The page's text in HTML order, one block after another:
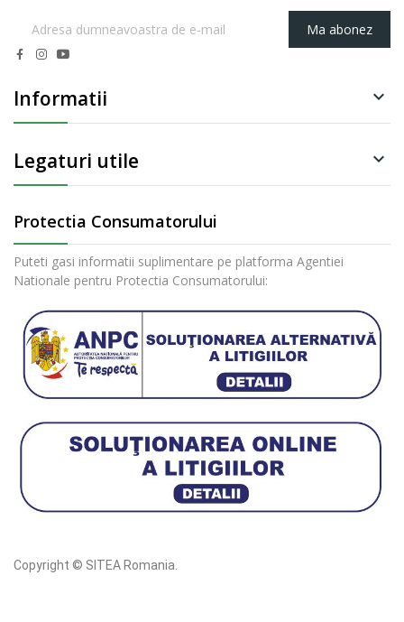
Ma abonez
Informatii 
Legaturi utile 
Protectia Consumatorului
Puteti gasi informatii suplimentare pe platforma Agentiei
Nationale pentru Protectia Consumatorului:
Copyright © SITEA Romania.